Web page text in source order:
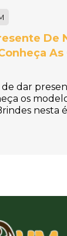
De
As
dar
os
nesta